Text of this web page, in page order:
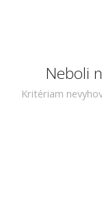
Neboli
Kritériam